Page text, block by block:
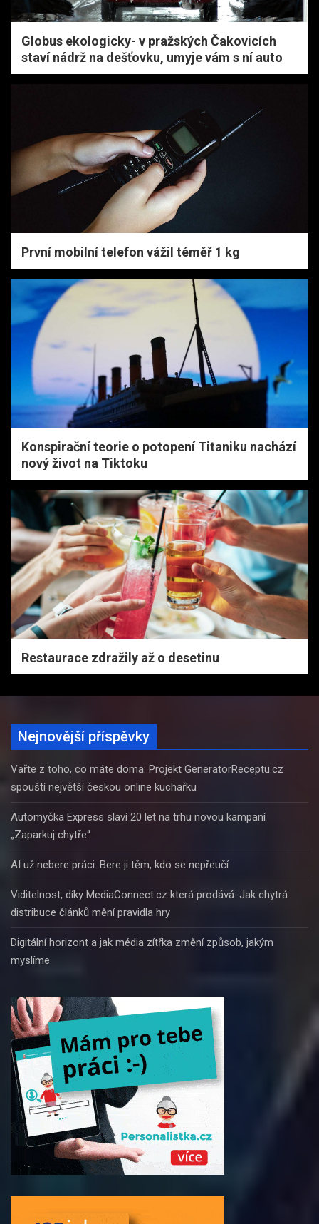
Globus ekologicky- v pražských Čakovicích
staví nádrž na dešťovku, umyje vám s ní auto
První mobilní telefon vážil téměř 1 kg
Konspirační teorie o potopení Titaniku nachází
nový život na Tiktoku
Restaurace zdražily až o desetinu
Nejnovější příspěvky
Vařte z toho, co máte doma: Projekt GeneratorReceptu.cz
spouští největší českou online kuchařku
Automyčka Express slaví 20 let na trhu novou kampaní
„Zaparkuj chytře“
AI už nebere práci. Bere ji těm, kdo se nepřeučí
Viditelnost, díky MediaConnect.cz která prodává: Jak chytrá
distribuce článků mění pravidla hry
Digitální horizont a jak média zítřka změní způsob, jakým
myslíme